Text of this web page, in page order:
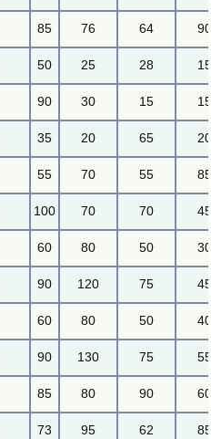
85 76 64 90
50 25 28 15
90 30 15 15
35 20 65 20
55 70 55 85
100 70 70 45
60 80 50 30
90 120 75 45
60 80 50 40
90 130 75 55
85 80 90 60
73 95 62 85